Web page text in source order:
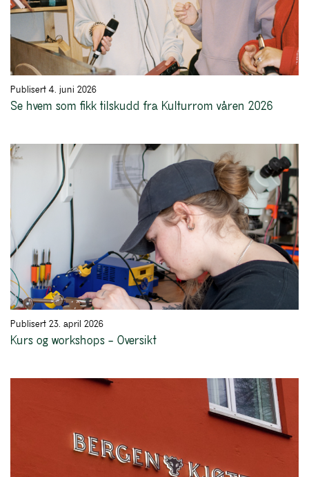
Publisert 4. juni 2026
Se hvem som fikk tilskudd fra Kulturrom våren 2026
Publisert 23. april 2026
Kurs og workshops – Oversikt